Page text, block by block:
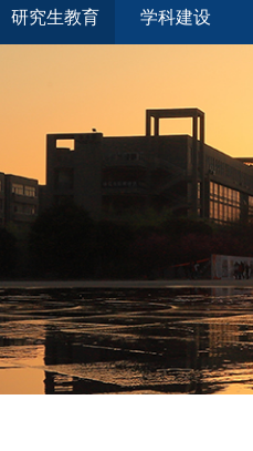
研究生教育 学科建设